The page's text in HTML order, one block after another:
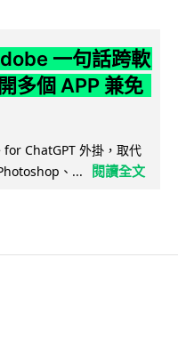
一句話跨軟
多個 APP 兼免
ChatGPT 外掛，取代
、...
閱讀全文